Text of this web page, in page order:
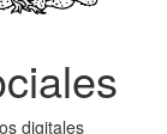
digitales